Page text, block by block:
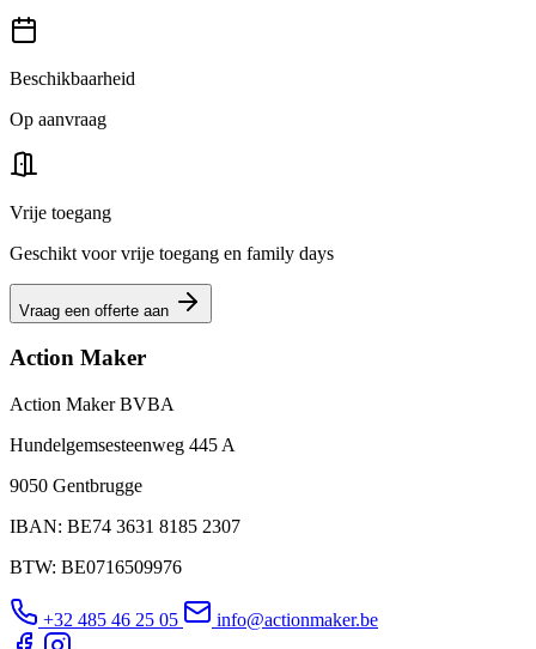
Beschikbaarheid
Op aanvraag
Vrije toegang
Geschikt voor vrije toegang en family days
Vraag een offerte aan
Action Maker
Action Maker BVBA
Hundelgemsesteenweg 445 A
9050 Gentbrugge
IBAN: BE74 3631 8185 2307
BTW: BE0716509976
+32 485 46 25 05 info@actionmaker.be